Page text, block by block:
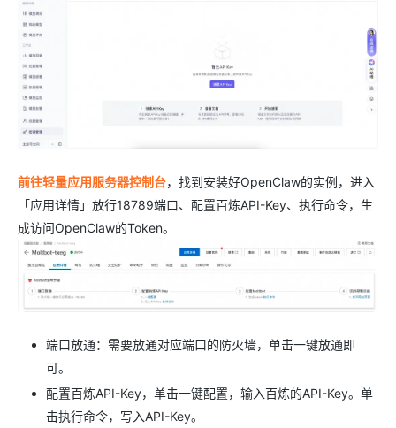
前往轻量应用服务器控制台，找到安装好OpenClaw的实例，进入
「应用详情」放行18789端口、配置百炼API-Key、执行命令，生
成访问OpenClaw的Token。
端口放通：需要放通对应端口的防火墙，单击一键放通即
可。
配置百炼API-Key，单击一键配置，输入百炼的API-Key。单
击执行命令，写入API-Key。